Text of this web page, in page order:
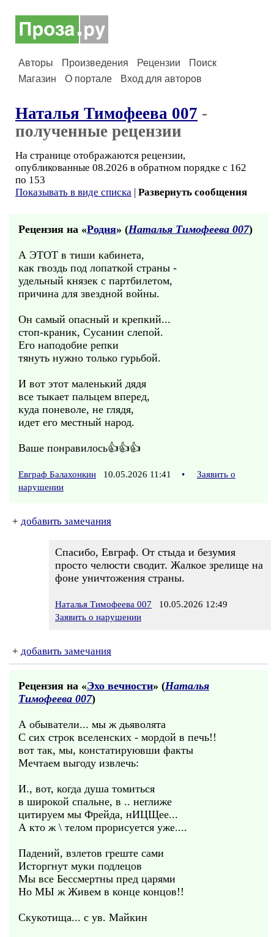
Авторы Произведения Рецензии
Поиск
Магазин
О портале Вход для авторов
Наталья Тимофеева 007 -
полученные рецензии
На странице отображаются рецензии,
опубликованные 08.2026 в обратном порядке с 162
по 153
Показывать в виде списка | Развернуть сообщения
Рецензия на «Родня» (Наталья Тимофеева 007)
А ЭТОТ в тиши кабинета,
как гвоздь под лопаткой страны -
удельный князек с партбилетом,
причина для звездной войны.
Он самый опасный и крепкий...
стоп-краник, Сусанин слепой.
Его наподобие репки
тянуть нужно только гурьбой.
И вот этот маленький дядя
все тыкает пальцем вперед,
куда поневоле, не глядя,
идет его местный народ.
Ваше понравилось👍👍👍
Евграф Балахонкин 10.05.2026 11:41 •
Заявить о
нарушении
+ добавить замечания
Спасибо, Евграф. От стыда и безумия
просто челюсти сводит. Жалкое зрелище на
фоне уничтожения страны.
Наталья Тимофеева 007 10.05.2026 12:49
Заявить о нарушении
+ добавить замечания
Рецензия на «Эхо вечности» (Наталья
Тимофеева 007)
А обыватели... мы ж дьяволята
С сих строк вселенских - мордой в печь!!
вот так, мы, констатируювши факты
Мечтаем выгоду извлечь:
И., вот, когда душа томиться
в широкой спальне, в .. неглиже
цитируем мы Фрейда, нИЦЩее...
А кто ж \ телом прорисуется уже....
Падений, взлетов греште сами
Исторгнут муки подлецов
Мы все Бессмертны пред царями
Но МЫ ж Живем в конце концов!!
Скукотища... с ув. Майкин